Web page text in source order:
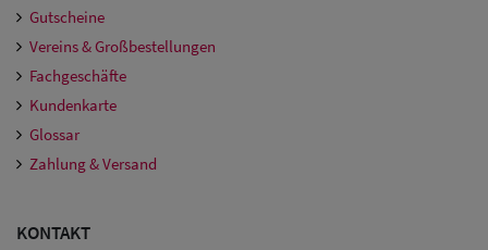
Gutscheine
Vereins & Großbestellungen
Fachgeschäfte
Kundenkarte
Glossar
Zahlung & Versand
KONTAKT